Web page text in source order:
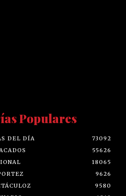
Populares
DEL DÍA
73092
55626
18065
9626
9580